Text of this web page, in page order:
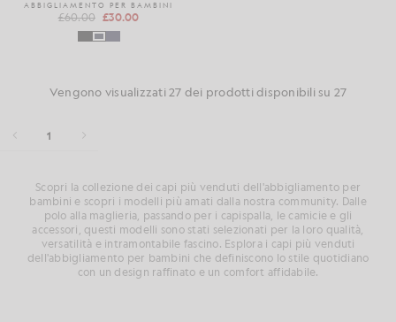
ABBIGLIAMENTO PER BAMBINI
£60.00 £30.00
Vengono visualizzati 27 dei prodotti disponibili su 27
1
Scopri la collezione dei capi più venduti dell'abbigliamento per
bambini e scopri i modelli più amati dalla nostra community. Dalle
polo alla maglieria, passando per i capispalla, le camicie e gli
accessori, questi modelli sono stati selezionati per la loro qualità,
versatilità e intramontabile fascino. Esplora i capi più venduti
dell'abbigliamento per bambini che definiscono lo stile quotidiano
con un design raffinato e un comfort affidabile.